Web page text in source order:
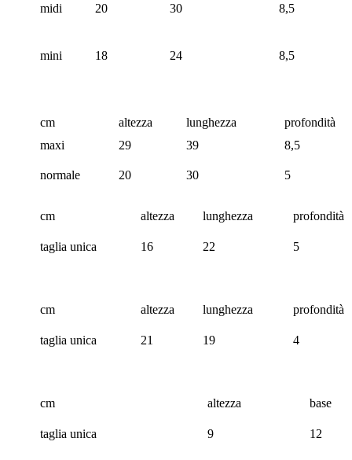
midi 20 30 8,5
mini 18 24 8,5
cm altezza lunghezza
profondità
maxi
29 39 8,5
normale 20 30 5
cm altezza lunghezza profondità
taglia unica 16 22 5
cm altezza lunghezza profondità
taglia unica 21 19 4
cm altezza base
taglia unica 9 12